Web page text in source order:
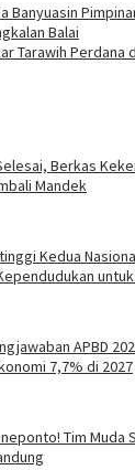
Banyuasin
Balai
Tarawih Perdana
Berkas
Mandek
Kedua
APBD
7,7% di 2027
Tim Muda